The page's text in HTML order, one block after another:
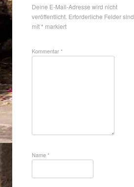
Deine E-Mail-Adresse wird nicht
veröffentlicht. Erforderliche Felder sind
mit* markiert
Kommentar*
Name*